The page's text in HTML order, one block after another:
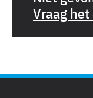
Vraag